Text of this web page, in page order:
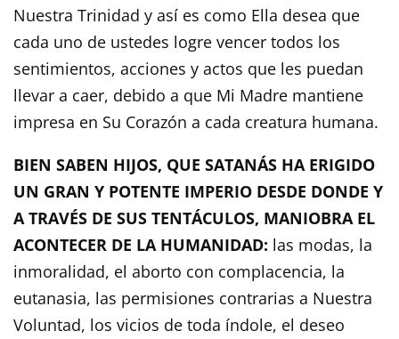
Nuestra Trinidad y así es como Ella desea que
cada uno de ustedes logre vencer todos los
sentimientos, acciones y actos que les puedan
llevar a caer, debido a que Mi Madre mantiene
impresa en Su Corazón a cada creatura humana.
BIEN SABEN HIJOS, QUE SATANÁS HA ERIGIDO
UN GRAN Y POTENTE IMPERIO DESDE DONDE Y
A TRAVÉS DE SUS TENTÁCULOS, MANIOBRA EL
ACONTECER DE LA HUMANIDAD: las modas, la
inmoralidad, el aborto con complacencia, la
eutanasia, las permisiones contrarias a Nuestra
Voluntad, los vicios de toda índole, el deseo